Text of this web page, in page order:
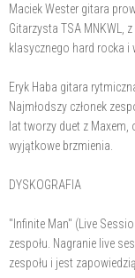
Maciek Wester gitara
Gitarzysta TSA MNKWL,
klasycznego hard rocka i
Eryk Haba gitara
Najmłodszy członek
lat tworzy duet z Maxem,
wyjątkowe brzmienia.
DYSKOGRAFIA
"Infinite Man" (Live
zespołu. Nagranie live
zespołu i jest